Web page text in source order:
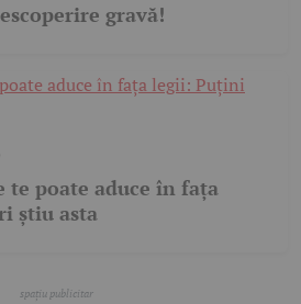
gravă!
te poate aduce în fața
știu asta